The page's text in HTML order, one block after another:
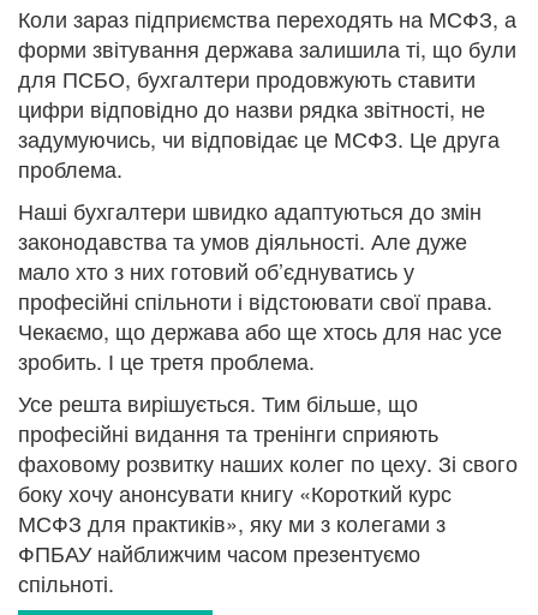
Коли зараз підприємства переходять на МСФЗ, а
форми звітування держава залишила ті, що були
для ПСБО, бухгалтери продовжують ставити
цифри відповідно до назви рядка звітності, не
задумуючись, чи відповідає це МСФЗ. Це друга
проблема.
Наші бухгалтери швидко адаптуються до змін
законодавства та умов діяльності. Але дуже
мало хто з них готовий об’єднуватись у
професійні спільноти і відстоювати свої права.
Чекаємо, що держава або ще хтось для нас усе
зробить. І це третя проблема.
Усе решта вирішується. Тим більше, що
професійні видання та тренінги сприяють
фаховому розвитку наших колег по цеху. Зі свого
боку хочу анонсувати книгу «Короткий курс
МСФЗ для практиків», яку ми з колегами з
ФПБАУ найближчим часом презентуємо
спільноті.